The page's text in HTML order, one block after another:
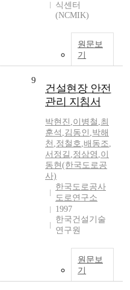
식센터
(NCMIK)
원문보
기
9
건설현장 안전
관리 지침서
박현진 ,이병철 ,최
훈석 ,김동인 ,박해
천 ,정철호,배동조,
서정길 ,정삼영 ,이
동현(한국도로공
사)
한국도로공사
도로연구소
1997
한국건설기술
연구원
원문보
기